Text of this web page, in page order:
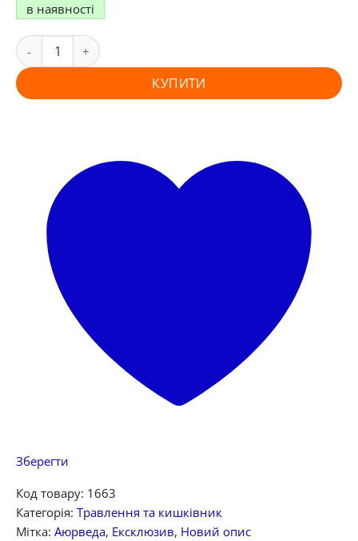
в наявності
КУПИТИ
Зберегти
Код товару: 1663
Категорія: Травлення та кишківник
Мітка: Аюрведа, Ексклюзив, Новий опис